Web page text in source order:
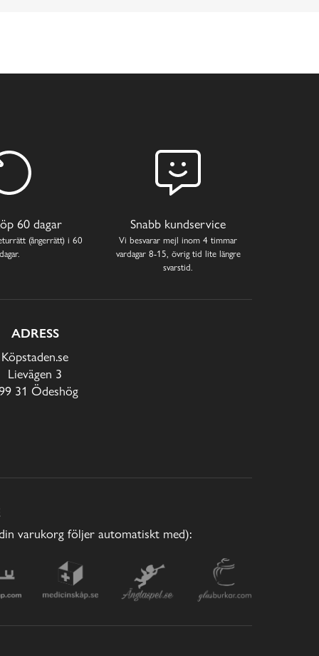
60 dagar
(ångerrätt) i 60
dagar.
Snabb kundservice
Vi besvarar mejl inom 4 timmar
vardagar 8-15, övrig tid lite längre
svarstid.
ADRESS
Köpstaden.se
Lievägen 3
31 Ödeshög
varukorg följer automatiskt med):